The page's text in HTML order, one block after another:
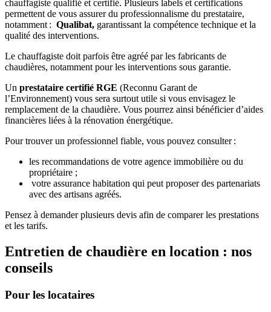
chauffagiste qualifié et certifié. Plusieurs labels et certifications
permettent de vous assurer du professionnalisme du prestataire,
notamment : Qualibat, garantissant la compétence technique et la
qualité des interventions.
Le chauffagiste doit parfois être agréé par les fabricants de
chaudières, notamment pour les interventions sous garantie.
Un prestataire certifié RGE (Reconnu Garant de
l’Environnement) vous sera surtout utile si vous envisagez le
remplacement de la chaudière. Vous pourrez ainsi bénéficier d’aides
financières liées à la rénovation énergétique.
Pour trouver un professionnel fiable, vous pouvez consulter :
les recommandations de votre agence immobilière ou du
propriétaire ;
votre assurance habitation qui peut proposer des partenariats
avec des artisans agréés.
Pensez à demander plusieurs devis afin de comparer les prestations
et les tarifs.
Entretien de chaudière en location : nos
conseils
Pour les locataires